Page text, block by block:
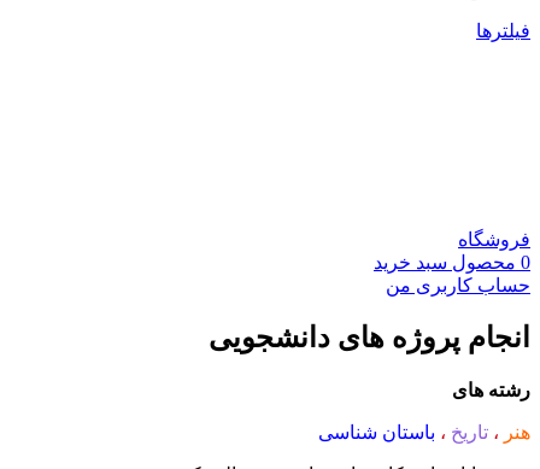
فیلترها
فروشگاه
0 محصول سبد خرید
حساب کاربری من
انجام پروژه های دانشجویی
رشته های
هنر ، تاریخ ، باستان شناسی